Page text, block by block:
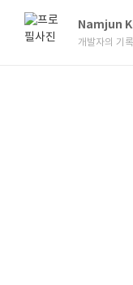
Namjun
개발자의 기